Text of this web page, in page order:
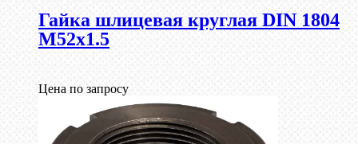
Гайка шлицевая круглая DIN 1804
М52х1.5
Цена по запросу